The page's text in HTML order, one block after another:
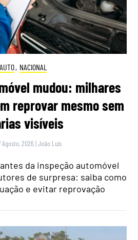
AUTO, NACIONAL
mudou: milhares
reprovar mesmo sem
visíveis
Agosto, 2026 |João Luís
da inspeção automóvel
de surpresa: saiba como
e evitar reprovação